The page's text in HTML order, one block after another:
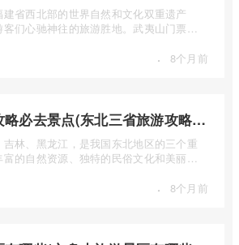
省西北部的世界自然和文化双重遗产
们心驰神往的旅游胜地。武夷山门票多
· 8个月前
东北三省旅游攻略必去景点(东北三省旅游攻略必去景点视频介绍)
林、黑龙江，是我国东北地区的三个重
的自然资源、独特的民俗文化和美丽的
· 8个月前